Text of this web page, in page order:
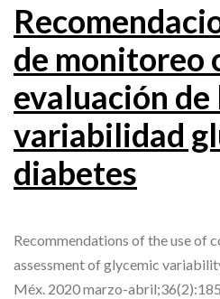
de monitoreo
evaluación de
variabilidad
diabetes
Recommendations of the use of
assessment of glycemic
Méx. 2020 marzo-